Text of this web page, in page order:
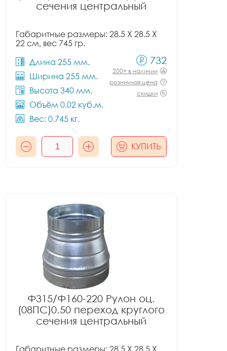
сечения центральный
Габаритные размеры: 28.5 X 28.5 X
22 см, вес 745 гр.
Длина 255 мм.
Ширина 255 мм.
Высота 340 мм.
Объём 0.02 куб.м.
Вес: 0.745 кг.
732
200+ в наличии
розничная цена
скидки
КУПИТЬ
Ф315/Ф160-220 Рулон оц.
(08ПС)0.50 переход круглого
сечения центральный
Габаритные размеры: 28.5 X 28.5 X